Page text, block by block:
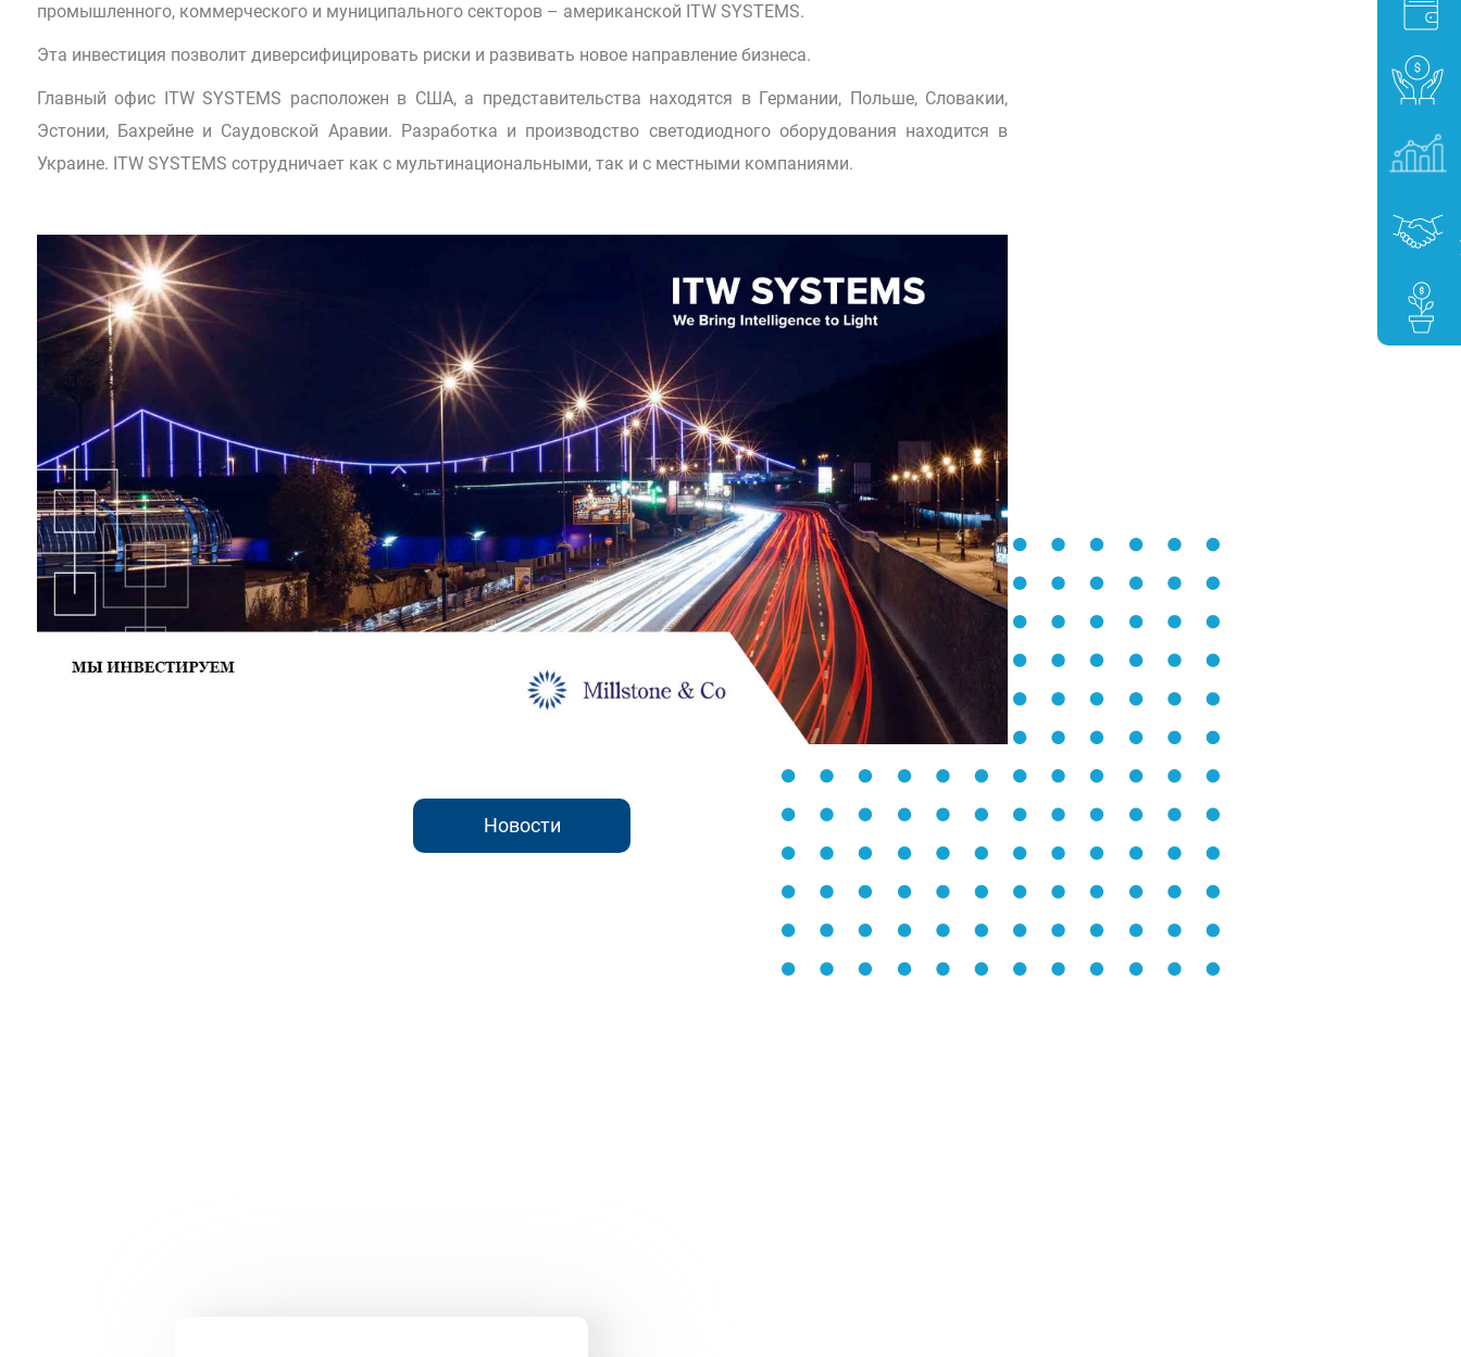
промышленного, коммерческого и муниципального секторов – американской ITW SYSTEMS.
Эта инвестиция позволит диверсифицировать риски и развивать новое направление бизнеса.
Главный офис ITW SYSTEMS расположен в США, а представительства находятся в Германии, Польше, Словакии,
Эстонии, Бахрейне и Саудовской Аравии. Разработка и производство светодиодного оборудования находится в
Украине. ITW SYSTEMS сотрудничает как с мультинациональными, так и с местными компаниями.
Новости